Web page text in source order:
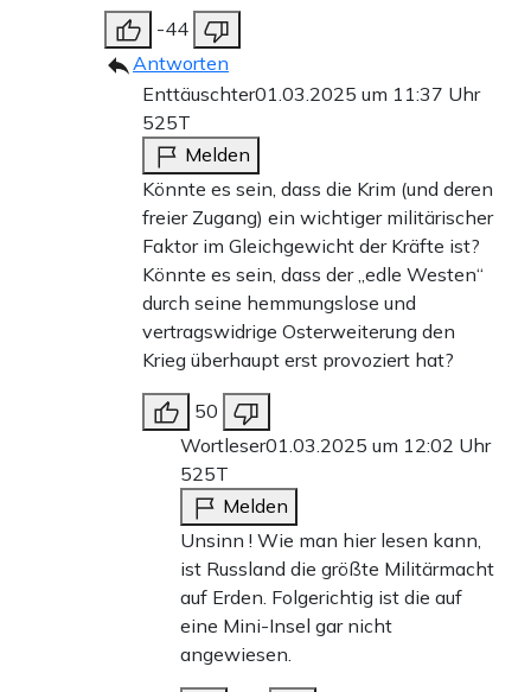
-44
Antworten
Enttäuschter01.03.2025 um 11:37 Uhr
525T
Melden
Könnte es sein, dass die Krim (und deren
freier Zugang) ein wichtiger militärischer
Faktor im Gleichgewicht der Kräfte ist?
Könnte es sein, dass der „edle Westen“
durch seine hemmungslose und
vertragswidrige Osterweiterung den
Krieg überhaupt erst provoziert hat?
50
Wortleser01.03.2025 um 12:02 Uhr
525T
Melden
Unsinn ! Wie man hier lesen kann,
ist Russland die größte Militärmacht
auf Erden. Folgerichtig ist die auf
eine Mini-Insel gar nicht
angewiesen.